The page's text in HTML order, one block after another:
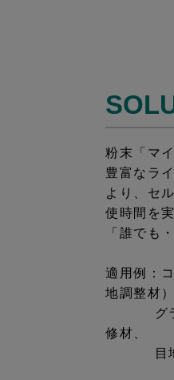
粉末「マ
豊富なラ
より、 セ
使時間を
「誰でも
適用例：
地調整材）
グラウ
修材、
目地材